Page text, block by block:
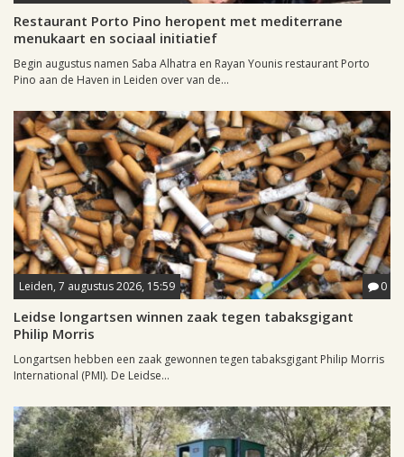
Restaurant Porto Pino heropent met mediterrane
menukaart en sociaal initiatief
Begin augustus namen Saba Alhatra en Rayan Younis restaurant Porto
Pino aan de Haven in Leiden over van de...
Leiden, 7 augustus 2026, 15:59 0
Leidse longartsen winnen zaak tegen tabaksgigant
Philip Morris
Longartsen hebben een zaak gewonnen tegen tabaksgigant Philip Morris
International (PMI). De Leidse...